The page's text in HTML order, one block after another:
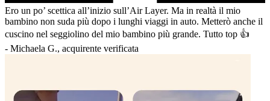
Ero un po’ scettica all’inizio sull’Air Layer. Ma in realtà il mio
bambino non suda più dopo i lunghi viaggi in auto. Metterò anche il
cuscino nel seggiolino del mio bambino più grande. Tutto top 👍
- Michaela G., acquirente verificata